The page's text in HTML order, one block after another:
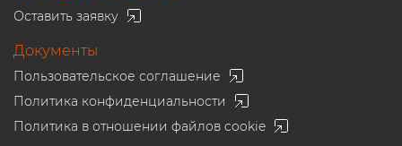
Оставить заявку
Документы
Пользовательское соглашение
Политика конфиденциальности
Политика в отношении файлов cookie